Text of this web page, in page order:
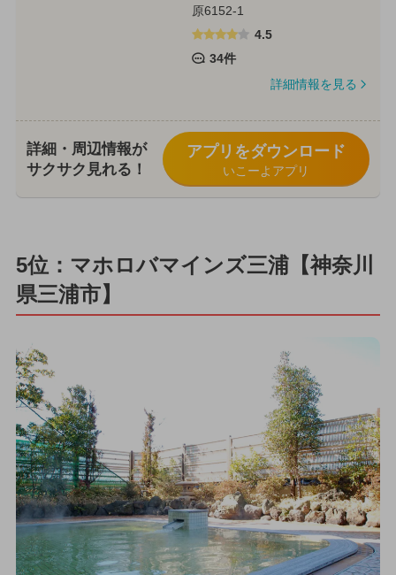
原6152-1
4.5
34件
詳細情報を見る
詳細・周辺情報が
サクサク見れる！
アプリをダウンロード
いこーよアプリ
5位：マホロバマインズ三浦【神奈川
県三浦市】